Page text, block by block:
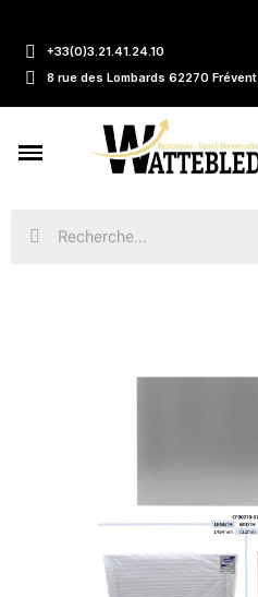
+33(0)3.21.41.24.10
8 rue des Lombards 62270 Frévent